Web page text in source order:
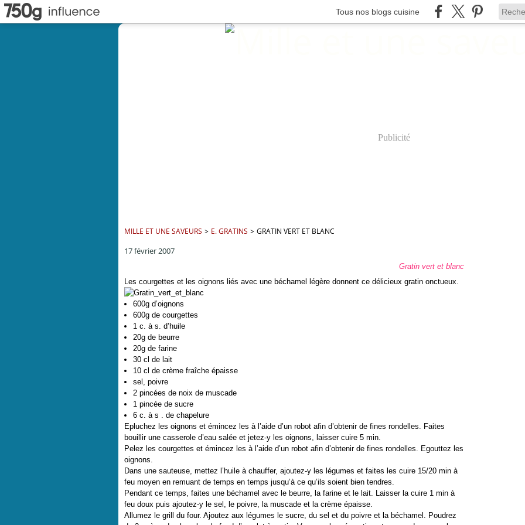
Tous nos blogs cuisine
Publicité
MILLE ET UNE SAVEURS > E. GRATINS > GRATIN VERT ET BLANC
17 février 2007
Gratin vert et blanc
Les courgettes et les oignons liés avec une béchamel légère donnent ce délicieux gratin onctueux.
600g d’oignons
600g de courgettes
1 c. à s. d’huile
20g de beurre
20g de farine
30 cl de lait
10 cl de crème fraîche épaisse
sel, poivre
2 pincées de noix de muscade
1 pincée de sucre
6 c. à s . de chapelure
Epluchez les oignons et émincez les à l’aide d’un robot afin d’obtenir de fines rondelles. Faites
bouillir une casserole d’eau salée et jetez-y les oignons, laisser cuire 5 min.
Pelez les courgettes et émincez les à l’aide d’un robot afin d’obtenir de fines rondelles. Egouttez les
oignons.
Dans une sauteuse, mettez l’huile à chauffer, ajoutez-y les légumes et faites les cuire 15/20 min à
feu moyen en remuant de temps en temps jusqu’à ce qu’ils soient bien tendres.
Pendant ce temps, faites une béchamel avec le beurre, la farine et le lait. Laisser la cuire 1 min à
feu doux puis ajoutez-y le sel, le poivre, la muscade et la crème épaisse.
Allumez le grill du four. Ajoutez aux légumes le sucre, du sel et du poivre et la béchamel. Poudrez